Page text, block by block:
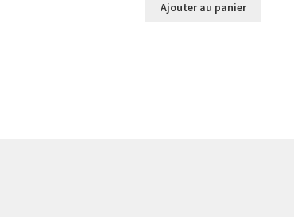
Ajouter au panier